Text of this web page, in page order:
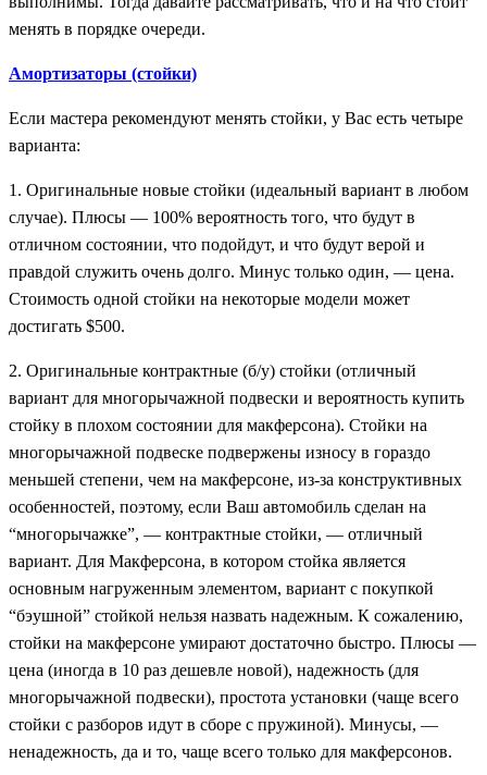
менять в порядке очереди.
Амортизаторы (стойки)
Если мастера рекомендуют менять стойки, у Вас есть четыре
варианта:
1. Оригинальные новые стойки (идеальный вариант в любом
случае). Плюсы — 100% вероятность того, что будут в
отличном состоянии, что подойдут, и что будут верой и
правдой служить очень долго. Минус только один, — цена.
Стоимость одной стойки на некоторые модели может
достигать $500.
2. Оригинальные контрактные (б/у) стойки (отличный
вариант для многорычажной подвески и вероятность купить
стойку в плохом состоянии для макферсона). Стойки на
многорычажной подвеске подвержены износу в гораздо
меньшей степени, чем на макферсоне, из-за конструктивных
особенностей, поэтому, если Ваш автомобиль сделан на
“многорычажке”, — контрактные стойки, — отличный
вариант. Для Макферсона, в котором стойка является
основным нагруженным элементом, вариант с покупкой
“бэушной” стойкой нельзя назвать надежным. К сожалению,
стойки на макферсоне умирают достаточно быстро. Плюсы —
цена (иногда в 10 раз дешевле новой), надежность (для
многорычажной подвески), простота установки (чаще всего
стойки с разборов идут в сборе с пружиной). Минусы, —
ненадежность, да и то, чаще всего только для макферсонов.